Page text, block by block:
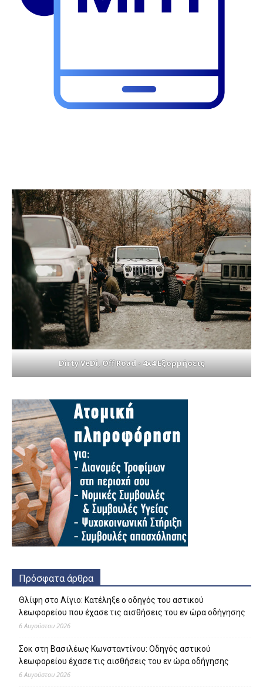
Dirty VeDi, Off Road - 4x4 Εξορμήσεις
Πρόσφατα άρθρα
Θλίψη στο Αίγιο: Κατέληξε ο οδηγός του αστικού
λεωφορείου που έχασε τις αισθήσεις του εν ώρα οδήγησης
6 Αυγούστου 2026
Σοκ στη Βασιλέως Κωνσταντίνου: Οδηγός αστικού
λεωφορείου έχασε τις αισθήσεις του εν ώρα οδήγησης
6 Αυγούστου 2026